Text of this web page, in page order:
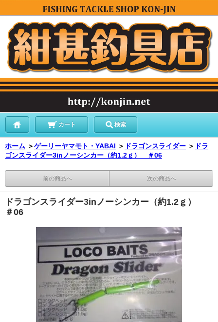
カート 検索
ホーム ＞ゲーリーヤマモト・YABAI ＞ ドラゴンスライダー ＞ ドラ
ゴンスライダー3inノーシンカー（約1.2ｇ） ＃06
前の商品へ 次の商品へ
ドラゴンスライダー3inノーシンカー（約1.2ｇ）
＃06